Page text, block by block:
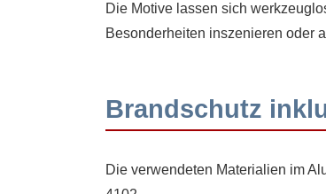
Die Motive lassen sich
Besonderheiten inszenieren oder
Brandschutz
Die verwendeten Materialien im